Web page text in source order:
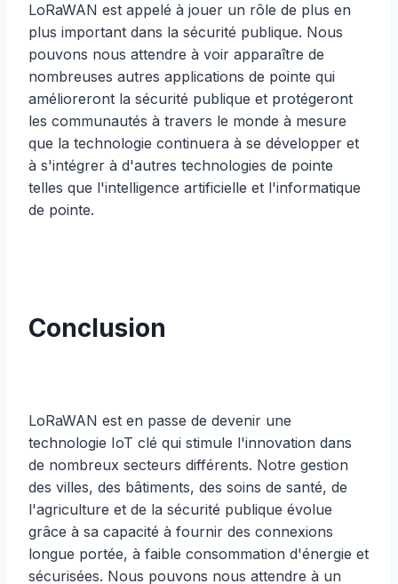
LoRaWAN est appelé à jouer un rôle de plus en
plus important dans la sécurité publique. Nous
pouvons nous attendre à voir apparaître de
nombreuses autres applications de pointe qui
amélioreront la sécurité publique et protégeront
les communautés à travers le monde à mesure
que la technologie continuera à se développer et
à s'intégrer à d'autres technologies de pointe
telles que l'intelligence artificielle et l'informatique
de pointe.
Conclusion
LoRaWAN est en passe de devenir une
technologie IoT clé qui stimule l'innovation dans
de nombreux secteurs différents. Notre gestion
des villes, des bâtiments, des soins de santé, de
l'agriculture et de la sécurité publique évolue
grâce à sa capacité à fournir des connexions
longue portée, à faible consommation d'énergie et
sécurisées. Nous pouvons nous attendre à un